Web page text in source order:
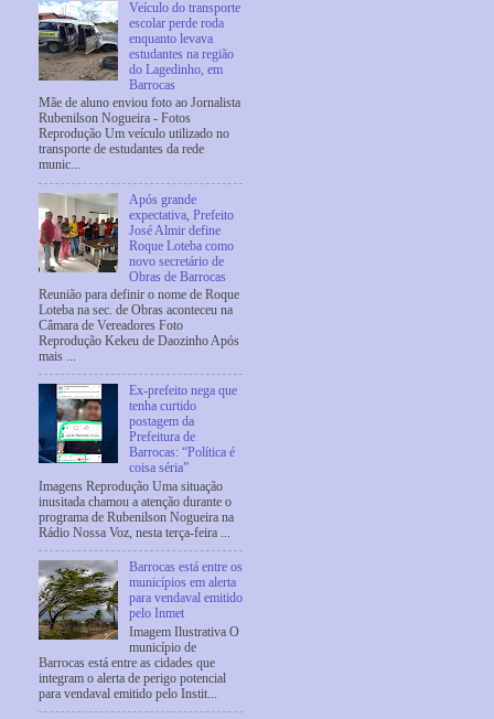
Veículo do transporte
escolar perde roda
enquanto levava
estudantes na região
do Lagedinho, em
Barrocas
Mãe de aluno enviou foto ao Jornalista
Rubenilson Nogueira - Fotos
Reprodução Um veículo utilizado no
transporte de estudantes da rede
munic...
Após grande
expectativa, Prefeito
José Almir define
Roque Loteba como
novo secretário de
Obras de Barrocas
Reunião para definir o nome de Roque
Loteba na sec. de Obras aconteceu na
Câmara de Vereadores Foto
Reprodução Kekeu de Daozinho Após
mais ...
Ex-prefeito nega que
tenha curtido
postagem da
Prefeitura de
Barrocas: “Política é
coisa séria”
Imagens Reprodução Uma situação
inusitada chamou a atenção durante o
programa de Rubenilson Nogueira na
Rádio Nossa Voz, nesta terça-feira ...
Barrocas está entre os
municípios em alerta
para vendaval emitido
pelo Inmet
Imagem Ilustrativa O
município de
Barrocas está entre as cidades que
integram o alerta de perigo potencial
para vendaval emitido pelo Instit...